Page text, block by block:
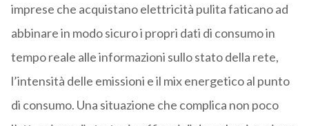
imprese che acquistano elettricità pulita faticano ad
abbinare in modo sicuro i propri dati di consumo in
tempo reale alle informazioni sullo stato della rete,
l’intensità delle emissioni e il mix energetico al punto
di consumo. Una situazione che complica non poco